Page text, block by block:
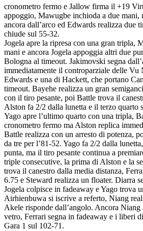
cronometro fermo e Jallow firma il +19
appoggio, Mawugbe inchioda a due mani,
ancora dall’arco ed Edwards realizza due
chiude sul 55-32.
Jogela apre la ripresa con una gran tripla,
mani e ancora Jogela appoggia altri due
Bologna al timeout. Jakimovski segna
immediatamente il controparziale delle Vu
Edwards e una di Hackett, che portano
timeout. Bayehe realizza un gran
con il tiro pesante, poi Battle trova il
Alston fa 2/2 dalla lunetta e il terzo quarto
Yago apre l’ultimo quarto con una tripla,
cronometro fermo ma Alston replica
Battle realizza con un arresto di potenza,
da tre per l’81-52. Yago fa 2/2 dalla
punta, ma il tiro pesante continua a
triple consecutive, la prima di Alston e la
trova il canestro dalla media distanza,
6.75 e Steward realizza un floater. Diarra
Jogela colpisce in fadeaway e Yago trova
Airhienbuwa si iscrive a referto, Niang
Akele risponde dall’angolo. Ancora Niang
vetro, Ferrari segna in fadeaway e i liberi
Gara 1 sul 102-71.